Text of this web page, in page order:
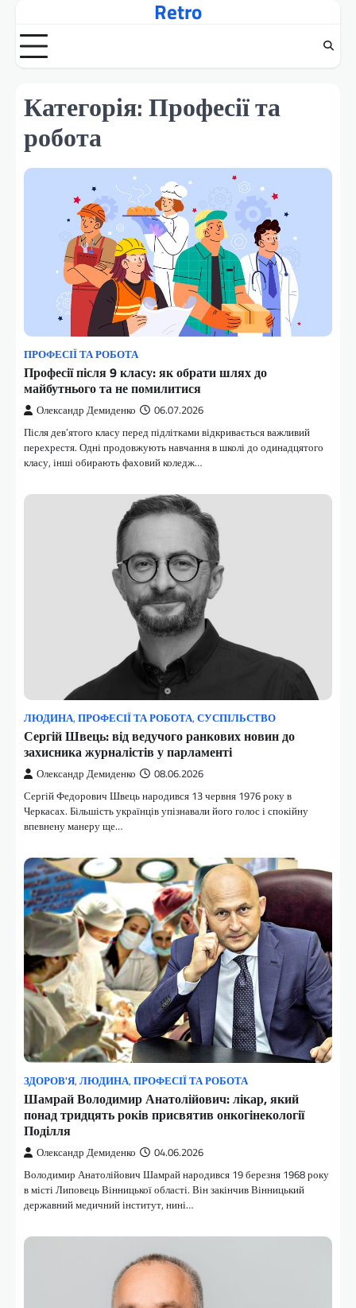
вмісту
Retro
Категорія:Професії та
робота
ПРОФЕСІЇ ТА РОБОТА
Професії після 9 класу: як обрати шлях до
майбутнього та не помилитися
Олександр Демиденко 06.07.2026
Після дев’ятого класу перед підлітками відкривається важливий
перехрестя. Одні продовжують навчання в школі до одинадцятого
класу, інші обирають фаховий коледж…
ЛЮДИНА, ПРОФЕСІЇ ТА РОБОТА, СУСПІЛЬСТВО
Сергій Швець: від ведучого ранкових новин до
захисника журналістів у парламенті
Олександр Демиденко 08.06.2026
Сергій Федорович Швець народився 13 червня 1976 року в
Черкасах. Більшість українців упізнавали його голос і спокійну
впевнену манеру ще…
ЗДОРОВ'Я, ЛЮДИНА, ПРОФЕСІЇ ТА РОБОТА
Шамрай Володимир Анатолійович: лікар, який
понад тридцять років присвятив онкогінекології
Поділля
Олександр Демиденко 04.06.2026
Володимир Анатолійович Шамрай народився 19 березня 1968 року
в місті Липовець Вінницької області. Він закінчив Вінницький
державний медичний інститут, нині…